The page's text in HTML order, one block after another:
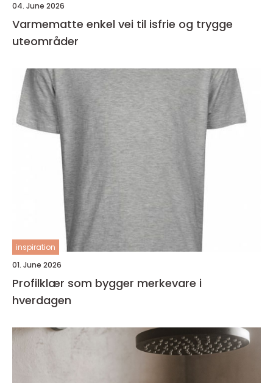
04. June 2026
Varmematte enkel vei til isfrie og trygge
uteområder
inspiration
01. June 2026
Profilklær som bygger merkevare i
hverdagen